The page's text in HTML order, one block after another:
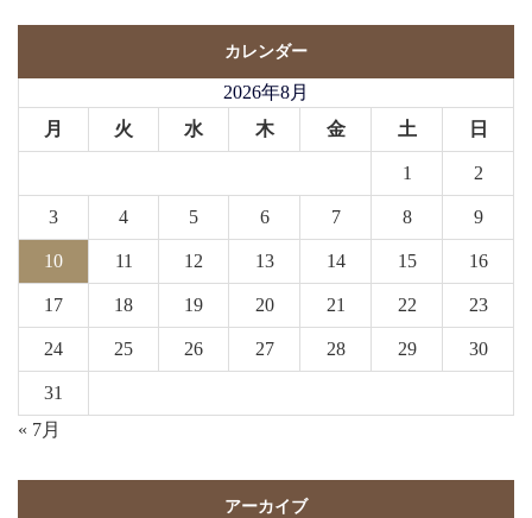
カレンダー
2026年8月
月
火 水 木 金 土 日
1 2
3 4 5 6 7 8 9
10 11 12 13 14 15 16
17 18 19 20 21 22 23
24 25 26 27 28 29 30
31
« 7月
アーカイブ